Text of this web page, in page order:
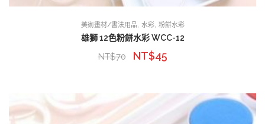
美術畫材/書法用品 水彩, 粉餅水彩
雄獅 12色粉餅水彩 WCC-12
NT$70 NT$45